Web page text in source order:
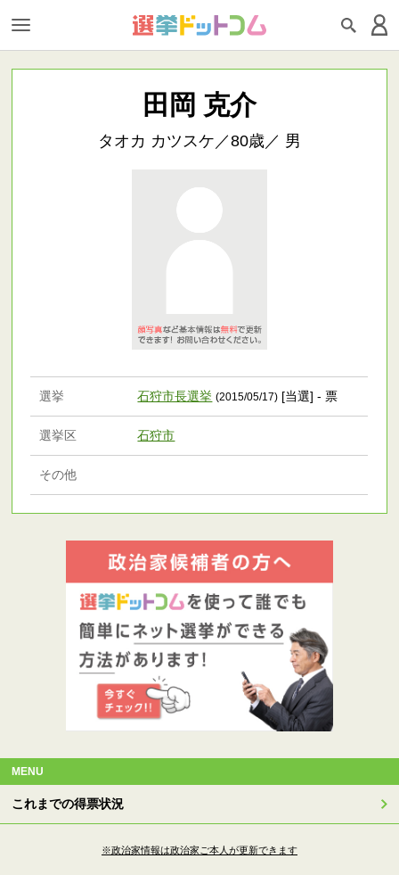
田岡 克介
タオカ カツスケ／80歳／ 男
選挙 石狩市長選挙 (2015/05/17) [当選] - 票
選挙区 石狩市
その他
MENU
これまでの得票状況
※政治家情報は政治家ご本人が更新できます